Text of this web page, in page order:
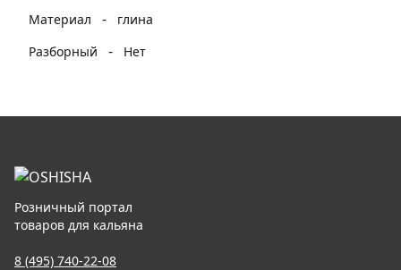
Материал
-
глина
Разборный
- Нет
Розничный портал
товаров для кальяна
8 (495) 740-22-08